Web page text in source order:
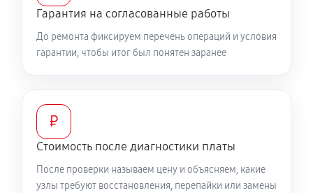
Гарантия на согласованные работы
До ремонта фиксируем перечень операций и условия
гарантии, чтобы итог был понятен заранее
₽
Стоимость после диагностики платы
После проверки называем цену и объясняем, какие
узлы требуют восстановления, перепайки или замены